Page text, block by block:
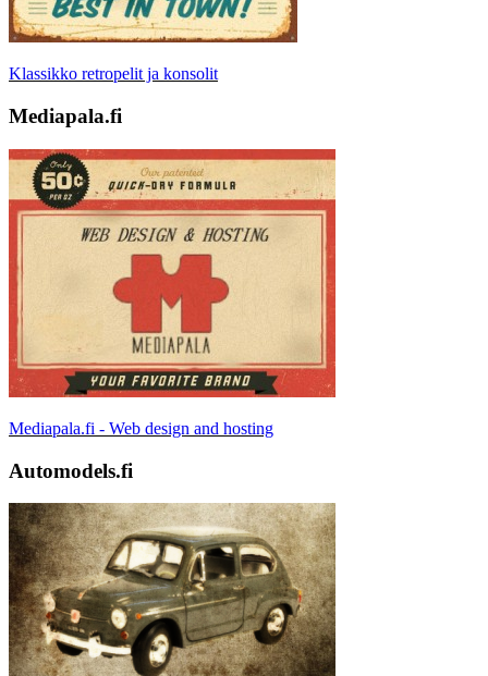
Klassikko retropelit ja konsolit
Mediapala.fi
Mediapala.fi - Web design and hosting
Automodels.fi